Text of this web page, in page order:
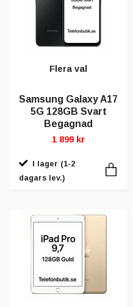
Flera val
Samsung Galaxy A17
5G 128GB Svart
Begagnad
1 899 kr
I lager (1-2
dagars lev.)